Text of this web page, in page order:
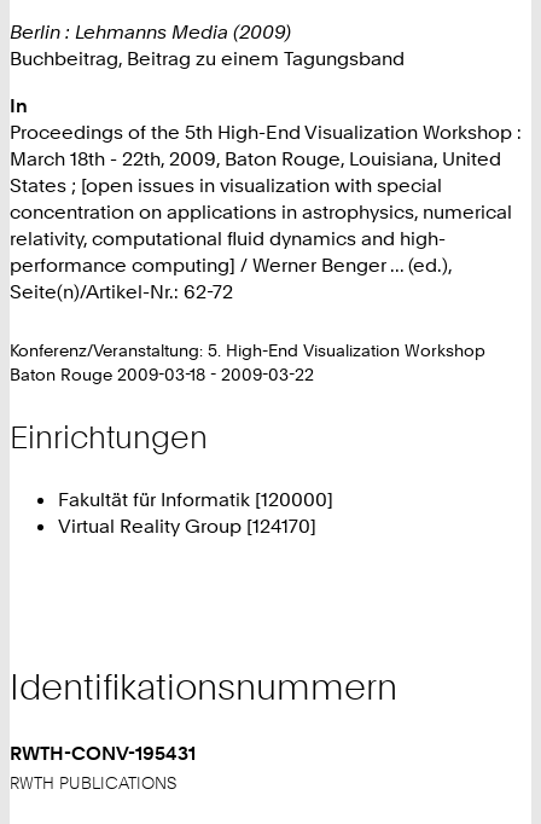
Berlin : Lehmanns Media (2009)
Buchbeitrag, Beitrag zu einem Tagungsband
In
Proceedings of the 5th High-End Visualization Workshop :
March 18th - 22th, 2009, Baton Rouge, Louisiana, United
States ; [open issues in visualization with special
concentration on applications in astrophysics, numerical
relativity, computational fluid dynamics and high-
performance computing] / Werner Benger ... (ed.),
Seite(n)/Artikel-Nr.: 62-72
Konferenz/Veranstaltung: 5. High-End Visualization Workshop
Baton Rouge 2009-03-18 - 2009-03-22
Einrichtungen
Fakultät für Informatik [120000]
Virtual Reality Group [124170]
Identifikationsnummern
RWTH-CONV-195431
RWTH PUBLICATIONS